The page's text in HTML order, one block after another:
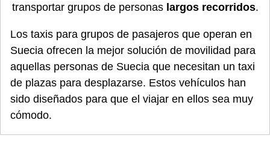
transportar grupos de personas largos recorridos.
Los taxis para grupos de pasajeros que operan en
Suecia ofrecen la mejor solución de movilidad para
aquellas personas de Suecia que necesitan un taxi
de plazas para desplazarse. Estos vehículos han
sido diseñados para que el viajar en ellos sea muy
cómodo.